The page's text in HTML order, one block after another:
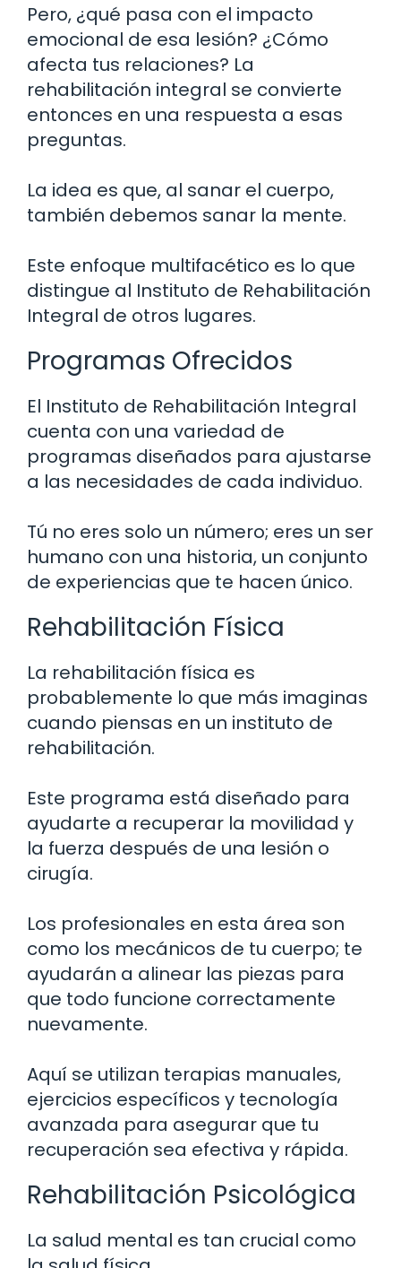
Pero, ¿qué pasa con el impacto
emocional de esa lesión? ¿Cómo
afecta tus relaciones? La
rehabilitación integral se convierte
entonces en una respuesta a esas
preguntas.
La idea es que, al sanar el cuerpo,
también debemos sanar la mente.
Este enfoque multifacético es lo que
distingue al Instituto de Rehabilitación
Integral de otros lugares.
Programas Ofrecidos
El Instituto de Rehabilitación Integral
cuenta con una variedad de
programas diseñados para ajustarse
a las necesidades de cada individuo.
Tú no eres solo un número; eres un ser
humano con una historia, un conjunto
de experiencias que te hacen único.
Rehabilitación Física
La rehabilitación física es
probablemente lo que más imaginas
cuando piensas en un instituto de
rehabilitación.
Este programa está diseñado para
ayudarte a recuperar la movilidad y
la fuerza después de una lesión o
cirugía.
Los profesionales en esta área son
como los mecánicos de tu cuerpo; te
ayudarán a alinear las piezas para
que todo funcione correctamente
nuevamente.
Aquí se utilizan terapias manuales,
ejercicios específicos y tecnología
avanzada para asegurar que tu
recuperación sea efectiva y rápida.
Rehabilitación Psicológica
La salud mental es tan crucial como